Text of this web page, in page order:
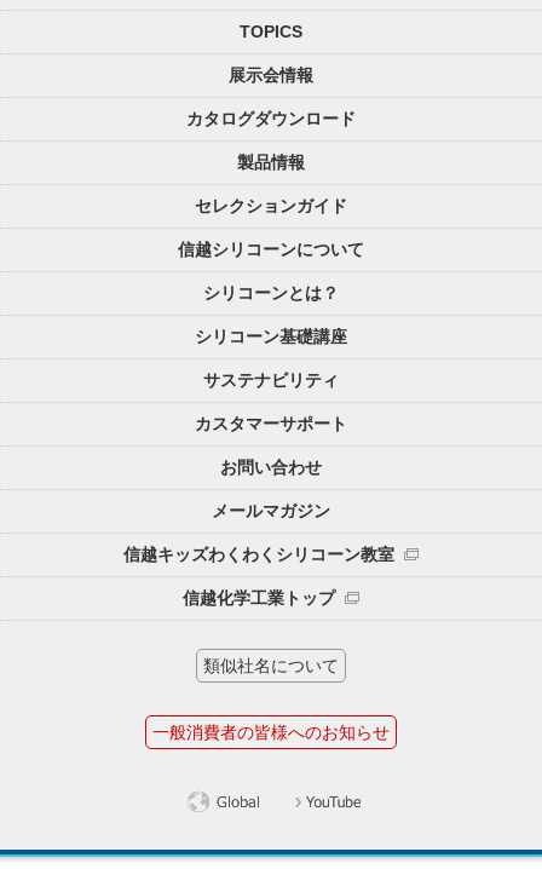
TOPICS
展示会情報
カタログダウンロード
製品情報
セレクションガイド
信越シリコーンについて
シリコーンとは？
シリコーン基礎講座
サステナビリティ
カスタマーサポート
お問い合わせ
メールマガジン
信越キッズわくわくシリコーン教室
信越化学工業トップ
類似社名について
一般消費者の皆様へのお知らせ